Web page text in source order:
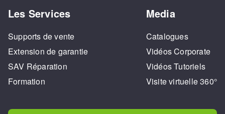
Les Services
Supports de vente
Extension de garantie
SAV Réparation
Formation
Media
Catalogues
Vidéos Corporate
Vidéos Tutoriels
Visite virtuelle 360°